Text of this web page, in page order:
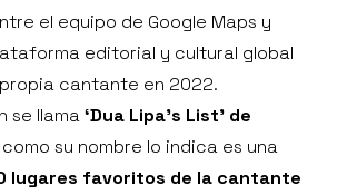
el equipo de Google Maps y
editorial y cultural global
cantante en 2022.
se llama‘Dua Lipa’s List’ de
su nombre lo indica es una
lugares favoritos de la cantante